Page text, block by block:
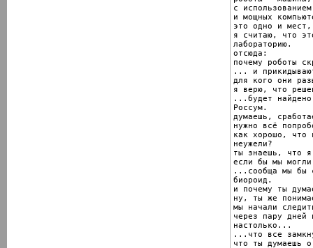
с
и мощных
это одно и
я считаю, что
лабораторию.
отсюда:
почему роботы
... и
для кого они
я верю, что
...будет
Россум.
думаешь,
нужно всё
как хорошо, что
неужели?
ты знаешь, что
если бы мы
...сообща мы бы
биороид.
и почему ты
ну, ты же
мы начали
через пару дней
настолько...
...что все
что ты думаешь о